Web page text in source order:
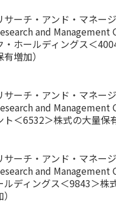
サーチ・アンド・マネー
and Management
・ホールディングス＜
増加）
サーチ・アンド・マネー
and Management
ト＜6532＞株式の大量保
サーチ・アンド・マネー
and Management
ルディングス＜9843＞株